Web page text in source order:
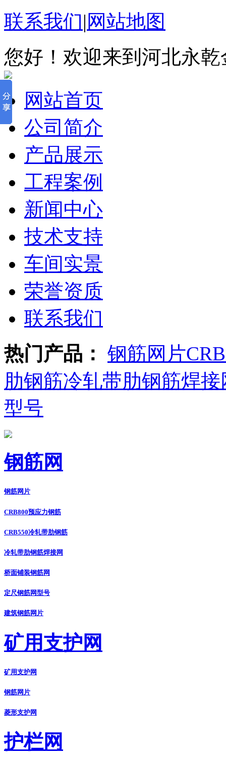
联系我们| 网站地图
您好！欢迎来到河北永
网站首页
公司简介
产品展示
工程案例
新闻中心
技术支持
车间实景
荣誉资质
联系我们
热门产品： 钢筋网片
肋钢筋冷轧带肋钢筋焊接
型号
钢筋网
钢筋网片
CRB800预应力钢筋
CRB550冷轧带肋钢筋
冷轧带肋钢筋焊接网
桥面铺装钢筋网
定尺钢筋网型号
建筑钢筋网片
矿用支护网
矿用支护网
钢筋网片
菱形支护网
护栏网